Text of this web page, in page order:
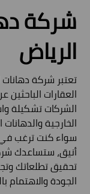
شركة
الرياض
تعتبر شركة دهانات
العقارات
الشركات تشكيلة
الخارجية
سواء كنت ترغب
أنيق، ستساعدك
تحقيق تطلعاتك
الجودة والاهتمام